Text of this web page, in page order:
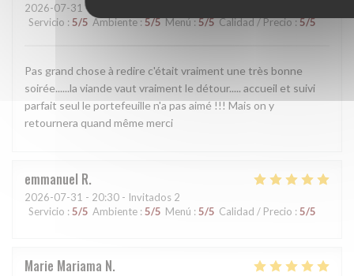
2026-07-31 - 20:00 - Invitados 2
Servicio : 5/5 Ambiente:5/5 Menú:5/5 Calidad / Precio:5/5
Pas grand chose à redire c'était vraiment une très bonne
soirée......la viande vaut vraiment le détour..... accueil et suivi
parfait seul le portefeuille n'a pas aimé !!! Mais on y
retournera quand même merci
emmanuel R
2026-07-31 - 20:30 - Invitados 2
Servicio : 5/5 Ambiente : 5/5 Menú : 5/5 Calidad / Precio : 5/5
Marie Mariama N